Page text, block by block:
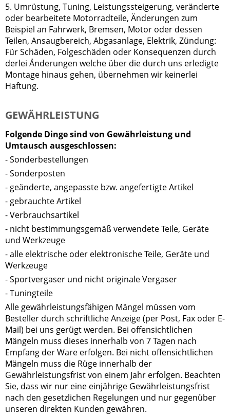
5. Umrüstung, Tuning, Leistungssteigerung, veränderte
oder bearbeitete Motorradteile, Änderungen zum
Beispiel an Fahrwerk, Bremsen, Motor oder dessen
Teilen, Ansaugbereich, Abgasanlage, Elektrik, Zündung:
Für Schäden, Folgeschäden oder Konsequenzen durch
derlei Änderungen welche über die durch uns erledigte
Montage hinaus gehen, übernehmen wir keinerlei
Haftung.
GEWÄHRLEISTUNG
Folgende Dinge sind von Gewährleistung und
Umtausch ausgeschlossen:
- Sonderbestellungen
- Sonderposten
- geänderte, angepasste bzw. angefertigte Artikel
- gebrauchte Artikel
- Verbrauchsartikel
- nicht bestimmungsgemäß verwendete Teile, Geräte
und Werkzeuge
- alle elektrische oder elektronische Teile, Geräte und
Werkzeuge
- Sportvergaser und nicht originale Vergaser
- Tuningteile
Alle gewährleistungsfähigen Mängel müssen vom
Besteller durch schriftliche Anzeige (per Post, Fax oder E-
Mail) bei uns gerügt werden. Bei offensichtlichen
Mängeln muss dieses innerhalb von 7 Tagen nach
Empfang der Ware erfolgen. Bei nicht offensichtlichen
Mängeln muss die Rüge innerhalb der
Gewährleistungsfrist von einem Jahr erfolgen. Beachten
Sie, dass wir nur eine einjährige Gewährleistungsfrist
nach den gesetzlichen Regelungen und nur gegenüber
unseren direkten Kunden gewähren.